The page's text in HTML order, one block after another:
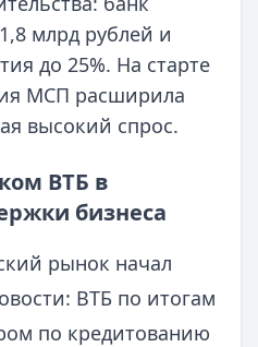
млрд рублей и
до 25%. На старте
МСП расширила
высокий спрос.
ВТБ в
бизнеса
рынок начал
ВТБ по итогам
по кредитованию